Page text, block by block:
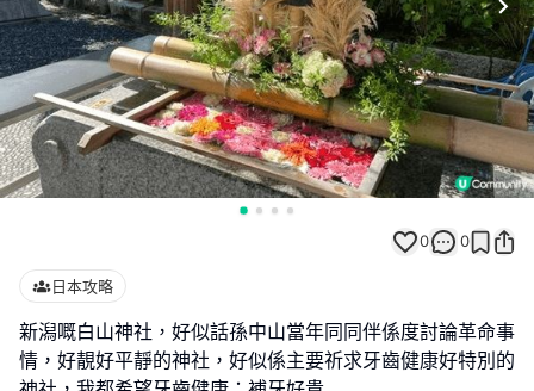
0 0
日本攻略
新潟嘅白山神社，好似話孫中山當年同同伴係度討論革命事
情，好靚好平靜的神社，好似係主要祈求牙齒健康好特別的